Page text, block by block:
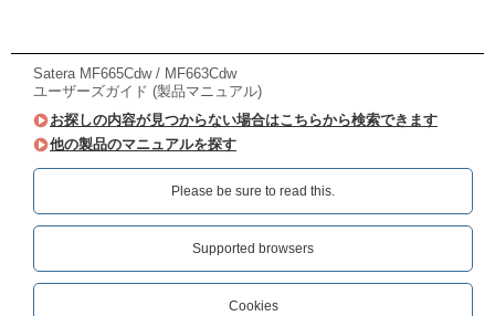
Satera MF665Cdw / MF663Cdw
ユーザーズガイド (製品マニュアル)
お探しの内容が見つからない場合はこちらから検索できます
他の製品のマニュアルを探す
Please be sure to read this.‎
Supported browsers
Cookies